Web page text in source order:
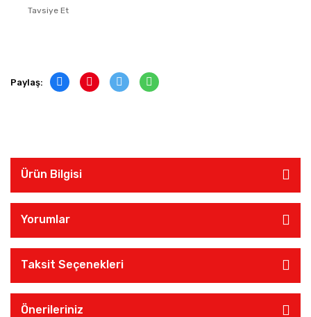
Tavsiye Et
Paylaş:
Ürün Bilgisi
Yorumlar
Taksit Seçenekleri
Önerileriniz